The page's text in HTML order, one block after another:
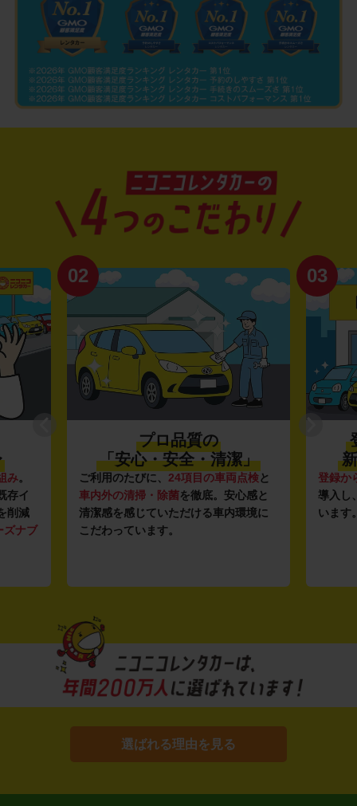
み。
存イ
削減
ズナブ
02
プロ品質の
「安心・安全・清潔」
ご利用のたびに、 24項目の車両点検と
車内外の清掃・除菌を徹底。安心感と
清潔感を感じていただける車内環境に
こだわっています。
03
登録か
導入し
います
選ばれる理由を見る